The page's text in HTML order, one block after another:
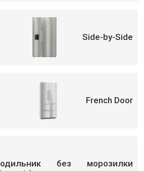
Side-by-Side
French Door
без морозилки